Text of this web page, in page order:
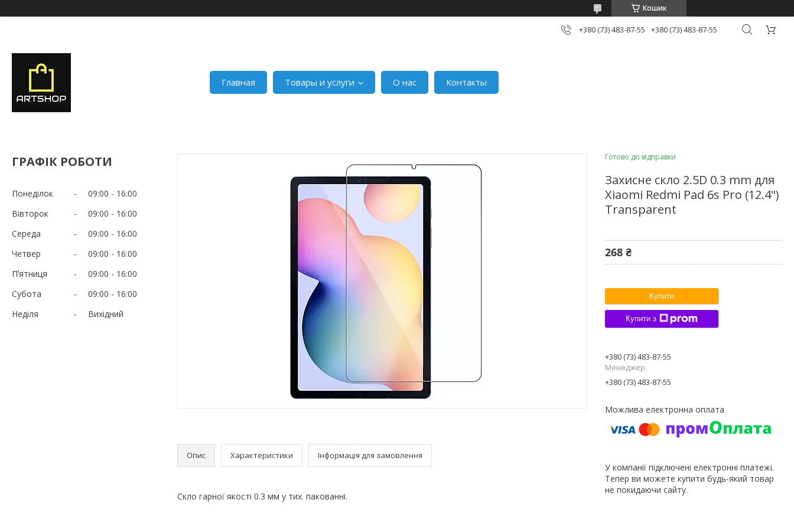
Кошик
+380 (73) 483-87-55 +380 (73) 483-87-55
Главная Товары и услуги О нас Контакты
ГРАФІК РОБОТИ
Понеділок 09:00
16:00
Вівторок
09:00
16:00
Середа
09:00
16:00
Четвер
09:00
16:00
Пʼятниця
09:00
16:00
Субота
09:00
16:00
Неділя
Вихідний
Опис Характеристики Інформація для замовлення
Скло гарної якості 0.3 мм у тих. пакованні.
Готово до відправки
Захисне скло 2.5D 0.3 mm для
Xiaomi Redmi Pad 6s Pro (12.4")
Transparent
268 ₴
Купити
Купити з
+380 (73) 483-87-55
Менеджер
+380 (73) 483-87-55
У компанії підключені електронні платежі.
Тепер ви можете купити будь-який товар
не покидаючи сайту.